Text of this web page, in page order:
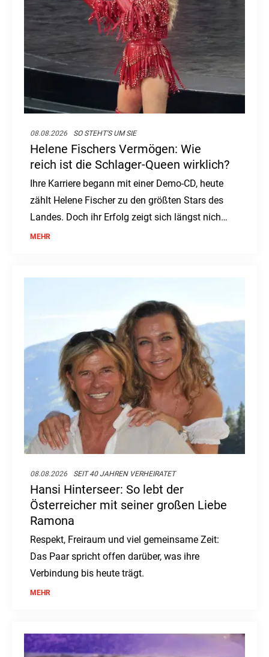
08.08.2026 SO STEHT'S UM SIE
Helene Fischers Vermögen: Wie
reich ist die Schlager-Queen wirklich?
Ihre Karriere begann mit einer Demo-CD, heute
zählt Helene Fischer zu den größten Stars des
Landes. Doch ihr Erfolg zeigt sich längst nicht
nur auf der Bühne.
MEHR
08.08.2026 SEIT 40 JAHREN VERHEIRATET
Hansi Hinterseer: So lebt der
Österreicher mit seiner großen Liebe
Ramona
Respekt, Freiraum und viel gemeinsame Zeit:
Das Paar spricht offen darüber, was ihre
Verbindung bis heute trägt.
MEHR